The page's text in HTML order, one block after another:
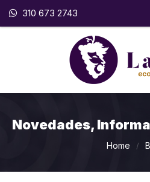
310 673 2743
Novedades,
Home /